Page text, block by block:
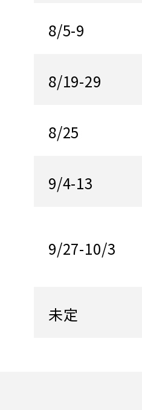
8/5-9
8/19-29
8/25
9/4-13
9/27-10/3
未定